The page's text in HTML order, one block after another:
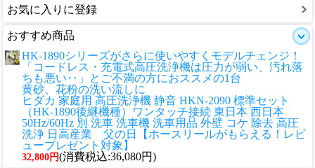
お気に入りに登録
おすすめ商品
HK-1890シリーズがさらに使いやすくモデルチェンジ！
「コードレス・充電式高圧洗浄機は圧力が弱い、汚れ落
ちも悪い‥」とご不満の方におススメの1台
黄砂、花粉の洗い流しに
ヒダカ 家庭用 高圧洗浄機 静音 HKN-2090 標準セット
（HK-1890後継機種）ワンタッチ接続 東日本 西日本
50Hz/60Hz 別 洗車 洗車機 洗車用品 外壁 コケ 除去 高圧
洗浄 日高産業 父の日【ホースリールがもらえる！レビ
ュープレゼント対象】
32,800円(消費税込:36,080円)